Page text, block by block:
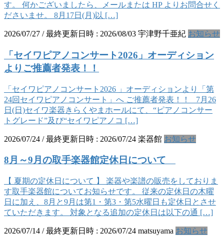
す。 何かございましたら、メールまたは HP よりお問合せく
ださいませ。 8月17日(月)以 […]
2026/07/27 / 最終更新日時 : 2026/08/03 宇津野千亜紀 お知らせ
「セイワピアノコンサート2026」オーディション
よりご推薦者発表！！
「セイワピアノコンサート2026 」オーディションより「第
24回セイワピアノコンサート」へ ご推薦者発表！！ 7月26
日(日)セイワ楽器きらくやまホールにて、“ピアノコンサー
トグレード”及び“セイワピアノコ […]
2026/07/24 / 最終更新日時 : 2026/07/24 楽器館 お知らせ
8月～9月の取手楽器館定休日について
【 夏期の定休日について 】 楽器や楽譜の販売をしておりま
す取手楽器館についてお知らせです。 従来の定休日の木曜
日に加え、8月と9月は第1・第3・第5水曜日も定休日とさせ
ていただきます。 対象となる追加の定休日は以下の通 […]
2026/07/14 / 最終更新日時 : 2026/07/24 matsuyama お知らせ